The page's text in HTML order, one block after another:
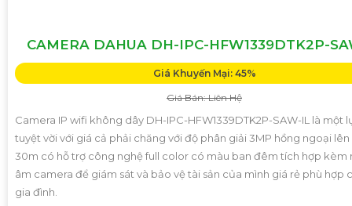
CAMERA DAHUA DH-IPC-HFW1339DTK2P-
Giá Khuyến Mại: 45%
Giá Bán: Liên Hệ
Camera IP wifi không dây DH-IPC-HFW1339DTK2P-SAW-IL là một
tuyệt vời với giá cả phải chăng với độ phân giải 3MP hồng ngoại
30m có hỗ trợ công nghệ full color có màu ban đêm tích hợp kèm
âm camera để giám sát và bảo vệ tài sản của mình giá rẻ phù hợp
gia đình.